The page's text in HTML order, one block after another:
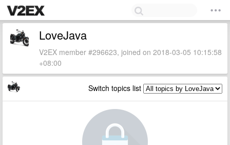
LoveJava
V2EX member #296623, joined on 2018-03-05 10:15:58
+08:00
Switch topics list